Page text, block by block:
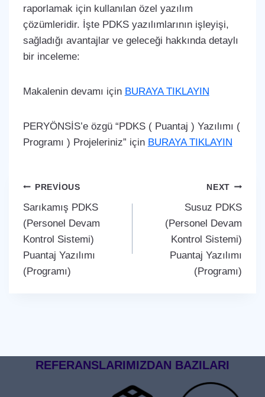
raporlamak için kullanılan özel yazılım
çözümleridir. İşte PDKS yazılımlarının işleyişi,
sağladığı avantajlar ve geleceği hakkında detaylı
bir inceleme:
Makalenin devamı için BURAYA TIKLAYIN
PERYÖNSİS’e özgü “PDKS ( Puantaj ) Yazılımı (
Programı ) Projeleriniz” için BURAYA TIKLAYIN
Yazı
gezinmesi
PREVIOUS
Sarıkamış PDKS
(Personel Devam
Kontrol Sistemi)
Puantaj Yazılımı
(Programı)
NEXT
Susuz PDKS
(Personel Devam
Kontrol Sistemi)
Puantaj Yazılımı
(Programı)
REFERANSLARIMIZDAN BAZILARI